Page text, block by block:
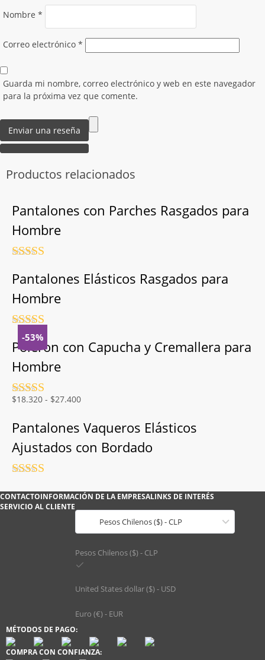
Nombre *
Correo electrónico *
Guarda mi nombre, correo electrónico y web en este navegador
para la próxima vez que comente.
Productos relacionados
Pantalones con Parches Rasgados para
Hombre
con4.5de
5Pantalones Elásticos Rasgados para
Hombre
con4.5 de
5
-53%
Poleron con Capucha y Cremallera para
Hombre
Valorado
5
$18.320 - $27.400Rango
precios:
desde
$18.320
Pantalones Vaqueros Elásticos
Ajustados con Bordado
con4.5de
5
CONTACTOINFORMACIÓN DE LA EMPRESALINKS DE INTERÉS
SERVICIO AL CLIENTE
Pesos Chilenos ($) - CLP
Pesos Chilenos ($) - CLP
United States dollar ($) - USD
Euro (€) - EUR
MÉTODOS DE PAGO:
COMPRA CON CONFIANZA: